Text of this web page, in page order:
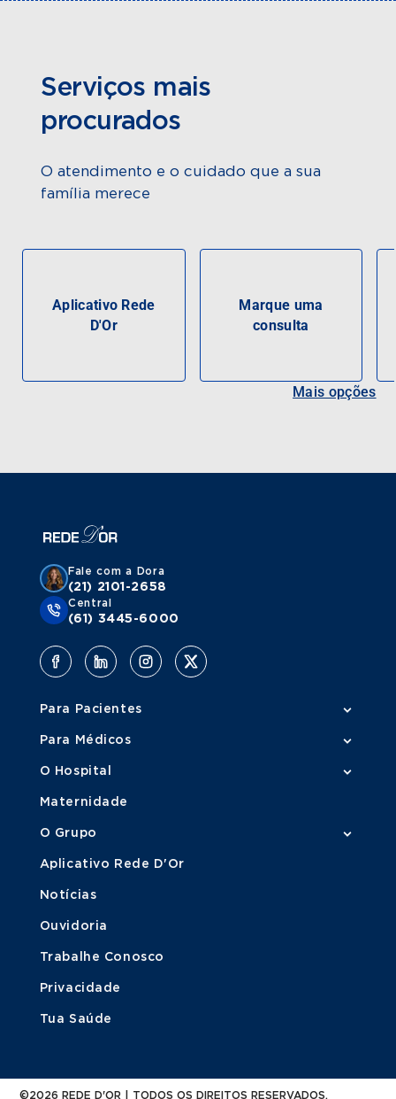
Serviços mais
procurados
O atendimento e o cuidado que a sua
família merece
Aplicativo Rede
D'Or
Marque uma
consulta
Mais opções
Fale com a Dora
(21) 2101-2658
Central
(61) 3445-6000
Para Pacientes
Para Médicos
O Hospital
Maternidade
O Grupo
Aplicativo Rede D'Or
Notícias
Ouvidoria
Trabalhe Conosco
Privacidade
Tua Saúde
©2026 REDE D'OR | TODOS OS DIREITOS RESERVADOS.